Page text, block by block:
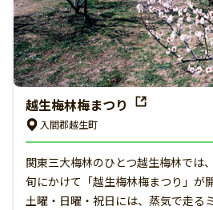
越生梅林梅まつり
入間郡越生町
関東三大梅林のひとつ越生梅林では
旬にかけて「越生梅林梅まつり」が
土曜・日曜・祝日には、蒸気で走る